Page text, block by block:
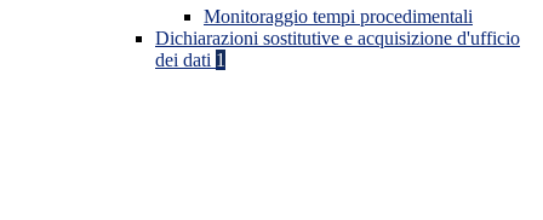
Monitoraggio tempi procedimentali
Dichiarazioni sostitutive e acquisizione d'ufficio
dei dati 1